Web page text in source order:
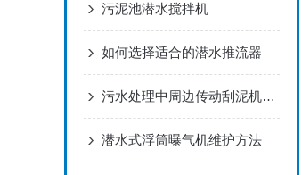
污泥池潜水搅拌机
如何选择适合的潜水推流器
污水处理中周边传动刮泥机的作用
潜水式浮筒曝气机维护方法